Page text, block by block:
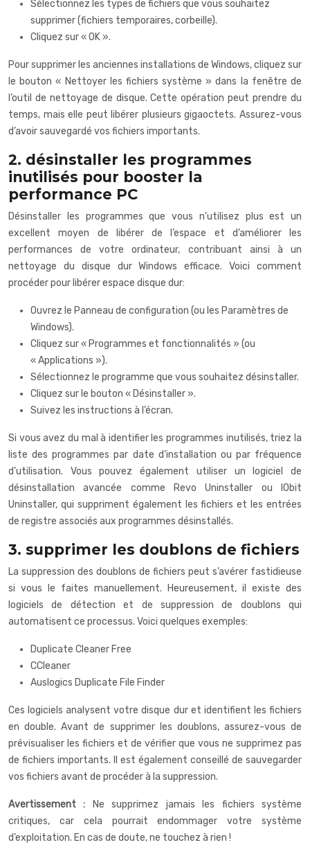
Sélectionnez les types de fichiers que vous souhaitez
supprimer (fichiers temporaires, corbeille).
Cliquez sur « OK ».
Pour supprimer les anciennes installations de Windows, cliquez sur
le bouton « Nettoyer les fichiers système » dans la fenêtre de
l’outil de nettoyage de disque. Cette opération peut prendre du
temps, mais elle peut libérer plusieurs gigaoctets. Assurez-vous
d’avoir sauvegardé vos fichiers importants.
2. désinstaller les programmes
inutilisés pour booster la
performance PC
Désinstaller les programmes que vous n’utilisez plus est un
excellent moyen de libérer de l’espace et d’améliorer les
performances de votre ordinateur, contribuant ainsi à un
nettoyage du disque dur Windows efficace. Voici comment
procéder pour libérer espace disque dur:
Ouvrez le Panneau de configuration (ou les Paramètres de
Windows).
Cliquez sur « Programmes et fonctionnalités » (ou
« Applications »).
Sélectionnez le programme que vous souhaitez désinstaller.
Cliquez sur le bouton « Désinstaller ».
Suivez les instructions à l’écran.
Si vous avez du mal à identifier les programmes inutilisés, triez la
liste des programmes par date d’installation ou par fréquence
d’utilisation. Vous pouvez également utiliser un logiciel de
désinstallation avancée comme Revo Uninstaller ou IObit
Uninstaller, qui suppriment également les fichiers et les entrées
de registre associés aux programmes désinstallés.
3. supprimer les doublons de fichiers
La suppression des doublons de fichiers peut s’avérer fastidieuse
si vous le faites manuellement. Heureusement, il existe des
logiciels de détection et de suppression de doublons qui
automatisent ce processus. Voici quelques exemples:
Duplicate Cleaner Free
CCleaner
Auslogics Duplicate File Finder
Ces logiciels analysent votre disque dur et identifient les fichiers
en double. Avant de supprimer les doublons, assurez-vous de
prévisualiser les fichiers et de vérifier que vous ne supprimez pas
de fichiers importants. Il est également conseillé de sauvegarder
vos fichiers avant de procéder à la suppression.
Avertissement :
Ne supprimez jamais les fichiers système
critiques, car cela pourrait endommager votre système
d’exploitation. En cas de doute, ne touchez à rien !